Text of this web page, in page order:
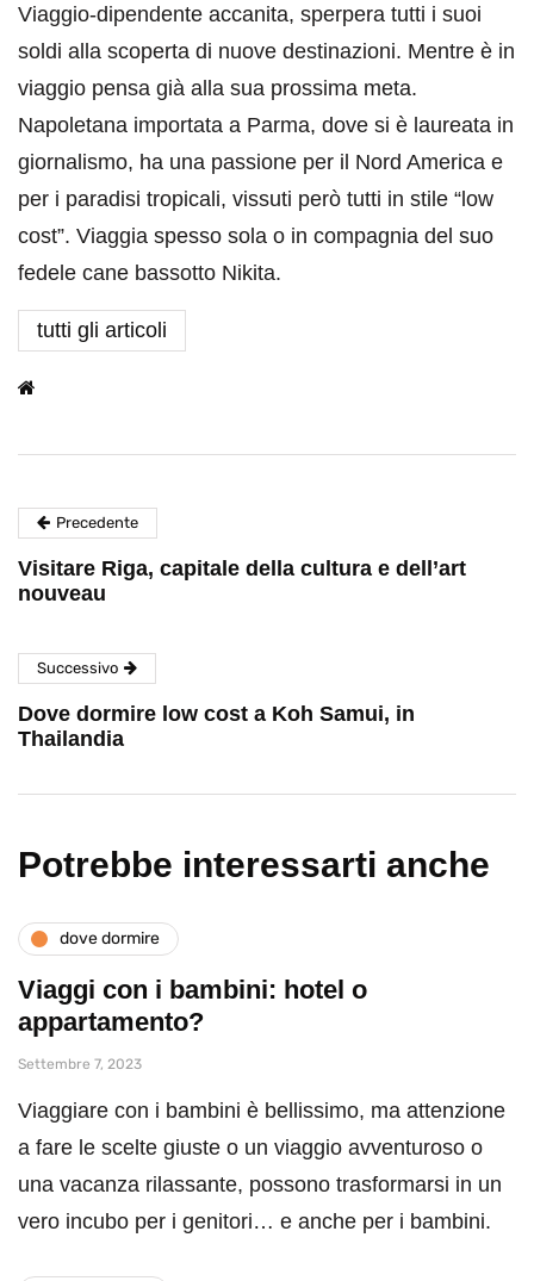
Viaggio-dipendente accanita, sperpera tutti i suoi
soldi alla scoperta di nuove destinazioni. Mentre è in
viaggio pensa già alla sua prossima meta.
Napoletana importata a Parma, dove si è laureata in
giornalismo, ha una passione per il Nord America e
per i paradisi tropicali, vissuti però tutti in stile “low
cost”. Viaggia spesso sola o in compagnia del suo
fedele cane bassotto Nikita.
tutti gli articoli
Precedente
Visitare Riga, capitale della cultura e dell’art
nouveau
Successivo
Dove dormire low cost a Koh Samui, in
Thailandia
Potrebbe interessarti anche
dove dormire
Viaggi con i bambini: hotel o
appartamento?
Settembre 7, 2023
Viaggiare con i bambini è bellissimo, ma attenzione
a fare le scelte giuste o un viaggio avventuroso o
una vacanza rilassante, possono trasformarsi in un
vero incubo per i genitori… e anche per i bambini.